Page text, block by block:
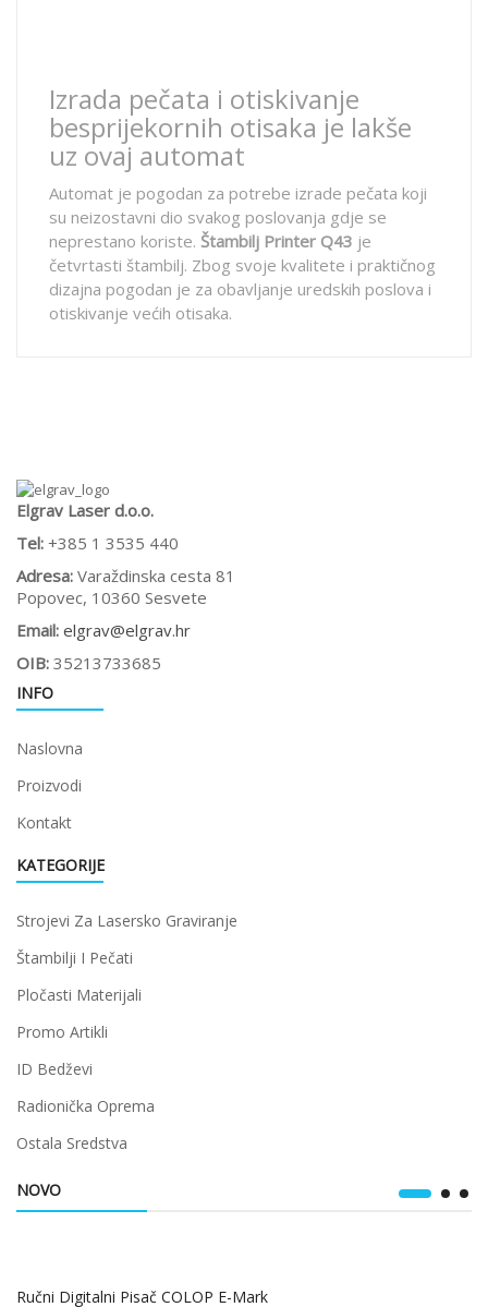
Izrada pečata i otiskivanje
besprijekornih otisaka je lakše
uz ovaj automat
Automat je pogodan za potrebe izrade pečata koji
su neizostavni dio svakog poslovanja gdje se
neprestano koriste. Štambilj Printer Q43 je
četvrtasti štambilj. Zbog svoje kvalitete i praktičnog
dizajna pogodan je za obavljanje uredskih poslova i
otiskivanje većih otisaka.
Elgrav Laser d.o.o.
Tel: +385 1 3535 440
Adresa: Varaždinska cesta 81
Popovec, 10360 Sesvete
Email: elgrav@elgrav.hr
OIB: 35213733685
INFO
Naslovna
Proizvodi
Kontakt
KATEGORIJE
Strojevi Za Lasersko Graviranje
Štambilji I Pečati
Pločasti Materijali
Promo Artikli
ID Bedževi
Radionička Oprema
Ostala Sredstva
NOVO
Ručni Digitalni Pisač COLOP E-Mark